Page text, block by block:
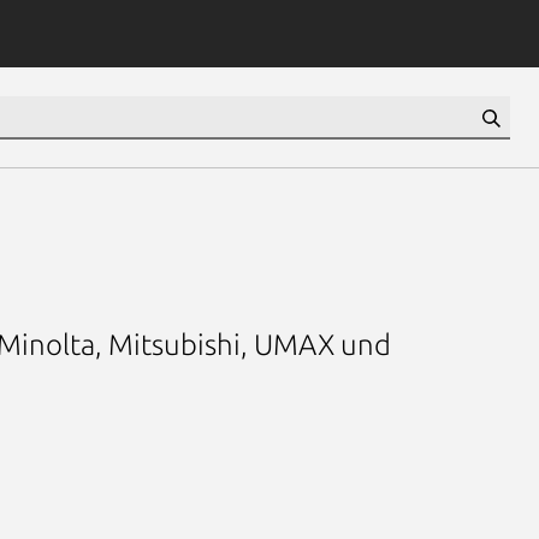
Mitsubishi, UMAX und